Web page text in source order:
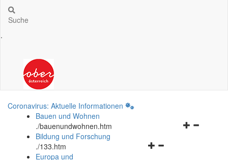
Suche
.
Coronavirus: Aktuelle Informationen
Bauen und Wohnen
./bauenundwohnen.htm
Navigationsmenü
Bildung und Forschung
./133.htm
Europa und